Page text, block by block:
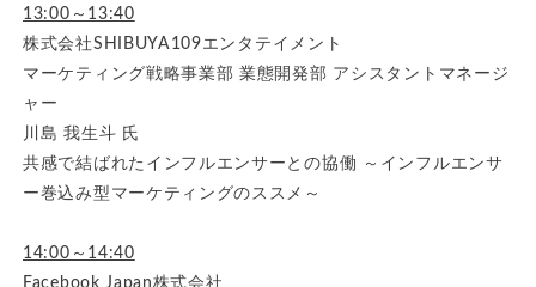
13:00～13:40
株式会社SHIBUYA109エンタテイメント
マーケティング戦略事業部 業態開発部 アシスタントマネージ
ャー
川島 我生斗 氏
共感で結ばれたインフルエンサーとの協働 ～インフルエンサ
ー巻込み型マーケティングのススメ～
14:00～14:40
Facebook Japan株式会社